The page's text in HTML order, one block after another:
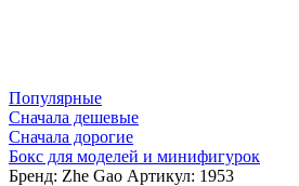
Популярные
Сначала дешевые
Сначала дорогие
Бокс для моделей и минифигурок
Бренд: Zhe Gao Артикул: 1953